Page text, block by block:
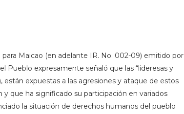
Maicao (en adelante IR. No. 002-09) emitido por
Pueblo expresamente señaló que las “lideresas y
expuestas a las agresiones y ataque de estos
que ha significado su participación en variados
la situación de derechos humanos del pueblo